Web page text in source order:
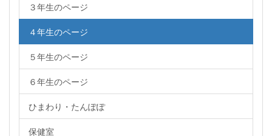
３年生のページ
４年生のページ
５年生のページ
６年生のページ
ひまわり・たんぽぽ
保健室